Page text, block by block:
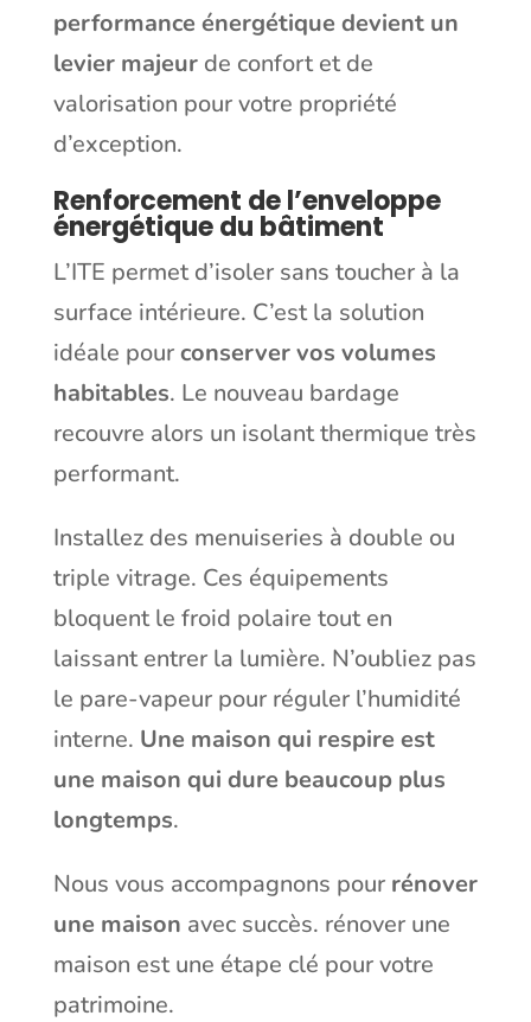
performance énergétique devient un
levier majeurde confort et de
valorisation pour votre propriété
d’exception.
Renforcement de l’enveloppe
énergétique du bâtiment
L’ITE permet d’isoler sans toucher à la
surface intérieure. C’est la solution
idéale pourconserver vos volumes
habitables. Le nouveau bardage
recouvre alors un isolant thermique très
performant.
Installez des menuiseries à double ou
triple vitrage. Ces équipements
bloquent le froid polaire tout en
laissant entrer la lumière. N’oubliez pas
le pare-vapeur pour réguler l’humidité
interne. Une maison qui respire est
une maison qui dure beaucoup plus
longtemps.
Nous vous accompagnons pour rénover
une maison avec succès. rénover une
maison est une étape clé pour votre
patrimoine.